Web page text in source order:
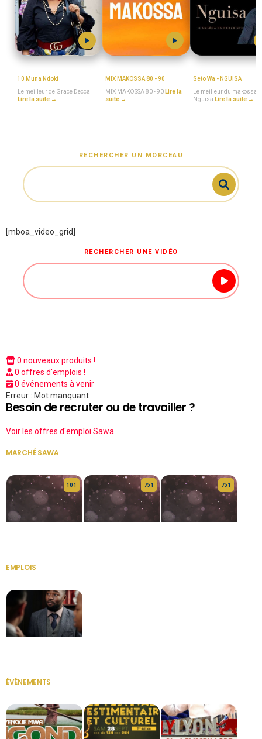
10 Muna Ndoki
Le meilleur de Grace Decca
Lire la suite →
MIX MAKOSSA 80 - 90
MIX MAKOSSA 80 - 90 Lire la
suite →
Seto Wa - NGUISA
Le meilleur du makossa
Nguisa Lire la suite →
RECHERCHER UN MORCEAU
[mboa_video_grid]
RECHERCHER UNE VIDÉO
0 nouveaux produits !
0 offres d'emplois !
0 événements à venir
Erreur : Mot manquant
Besoin de recruter ou de travailler ?
Voir les offres d'emploi Sawa
MARCHÉ SAWA
10 1 75 1 75 1
EMPLOIS
ÉVÉNEMENTS